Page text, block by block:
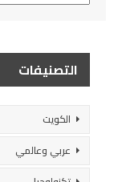
التصنيفات
الكويت
عربي وعالمي